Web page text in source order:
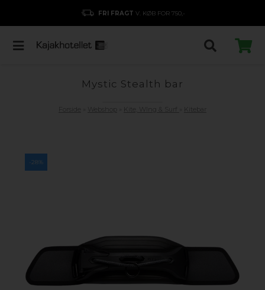
FRI FRAGT V. KØB FOR 750,-
Mystic Stealth bar
-28%